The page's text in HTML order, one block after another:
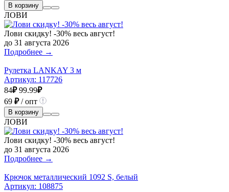
В корзину
ЛОВИ
Лови скидку! -30% весь август!
до 31 августа 2026
Подробнее →
Рулетка LANKAY 3 м
Артикул: 117726
84₽ 99.99₽
69 ₽/ опт
В корзину
ЛОВИ
Лови скидку! -30% весь август!
до 31 августа 2026
Подробнее →
Крючок металлический 1092 S, белый
Артикул: 108875